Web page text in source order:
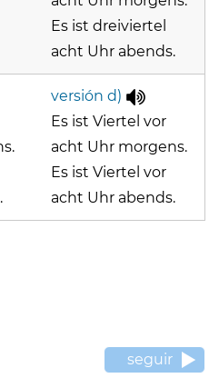
Es ist dreiviertel
acht Uhr abends.
versión d)
Es ist Viertel vor
acht Uhr morgens.
Es ist Viertel vor
acht Uhr abends.
seguir